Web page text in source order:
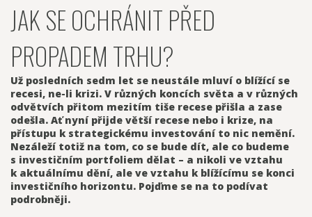
JAK SE OCHRÁNIT PŘED
PROPADEM TRHU?
Už posledních sedm let se neustále mluví o blížící se
recesi, ne-li krizi. V různých koncích světa a v různých
odvětvích přitom mezitím tiše recese přišla a zase
odešla. Ať nyní přijde větší recese nebo i krize, na
přístupu k strategickému investování to nic nemění.
Nezáleží totiž na tom, co se bude dít, ale co budeme
s investičním portfoliem dělat – a nikoli ve vztahu
k aktuálnímu dění, ale ve vztahu k blížícímu se konci
investičního horizontu. Pojďme se na to podívat
podrobněji.